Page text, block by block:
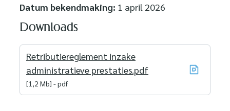
Datum bekendmaking: 1 april 2026
Downloads
Retributiereglement inzake
administratieve prestaties.pdf
1,2 Mb pdf